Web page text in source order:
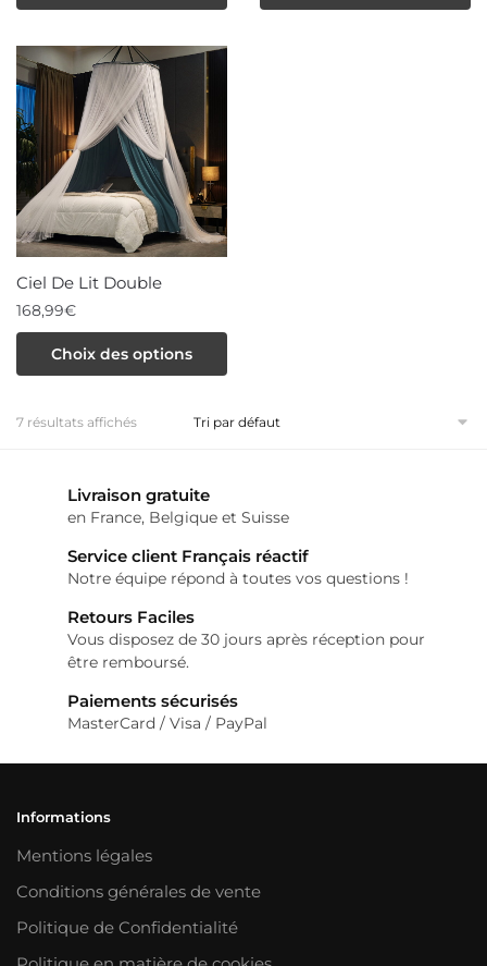
Ciel De Lit Double
168,99€
Choix des options
produit
plusieurs
options
choisies
produit
7 résultats affichés
Livraison gratuite
en France, Belgique et Suisse
Service client Français réactif
Notre équipe répond à toutes vos questions !
Retours Faciles
Vous disposez de 30 jours après réception pour
être remboursé.
Paiements sécurisés
MasterCard / Visa / PayPal
Informations
Mentions légales
Conditions générales de vente
Politique de Confidentialité